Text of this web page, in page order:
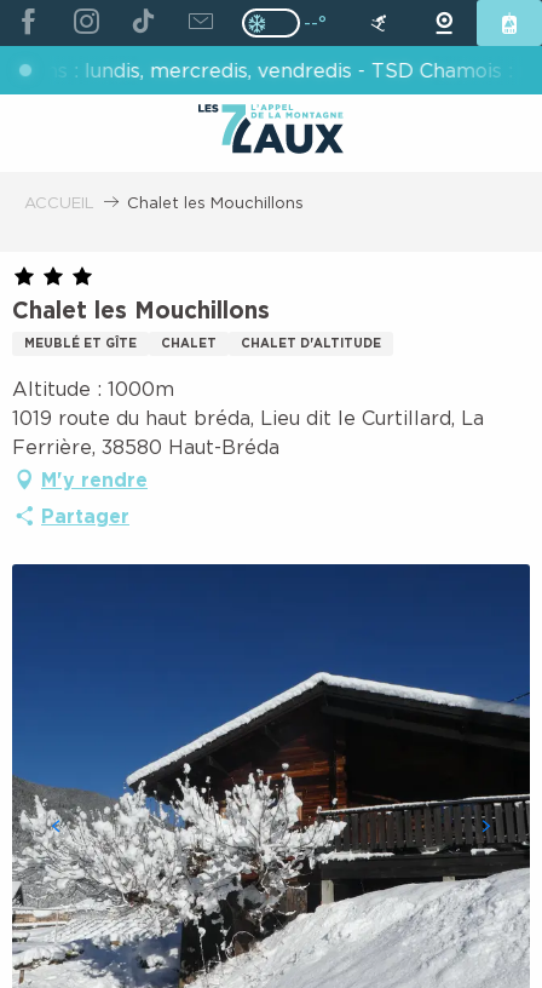
ALLER
AU
CONTENU
PRINCIPAL
Page D’accueil Actuelle Hiver :
Page D’accueil Actuelle
mercredis, vendredis - TSD Chamois :
--°
ACCUEIL Chalet les Mouchillons
Chalet les Mouchillons
MEUBLÉ ET GÎTE CHALET CHALET D'ALTITUDE
Altitude : 1000m
1019 route du haut bréda, Lieu dit le Curtillard, La
Ferrière, 38580 Haut-Bréda
M'y rendre
Partager